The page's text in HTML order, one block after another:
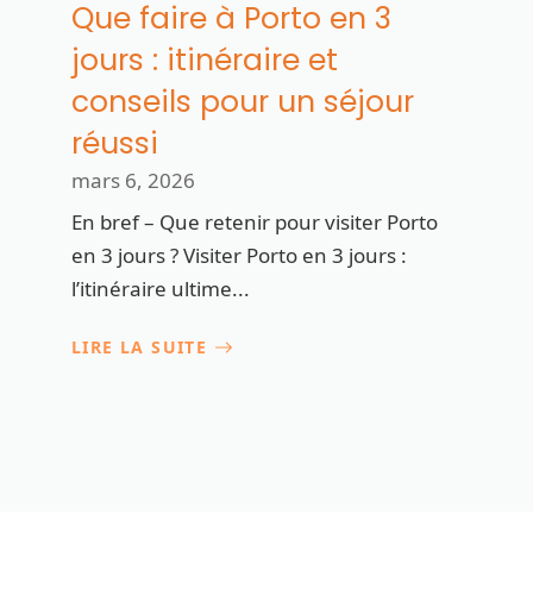
Que faire à Porto en 3
jours : itinéraire et
conseils pour un séjour
réussi
mars 6, 2026
En bref – Que retenir pour visiter Porto
en 3 jours ? Visiter Porto en 3 jours :
l’itinéraire ultime...
LIRE LA SUITE